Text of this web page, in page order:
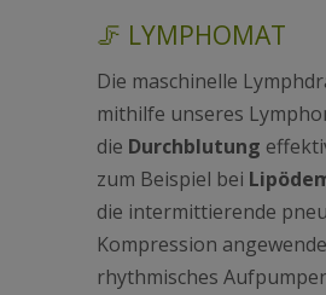
🦵 LYMPHOMAT
Die maschinelle
mithilfe unseres
die Durchblutung
zum Beispiel bei
die intermittierende
Kompression
rhythmisches